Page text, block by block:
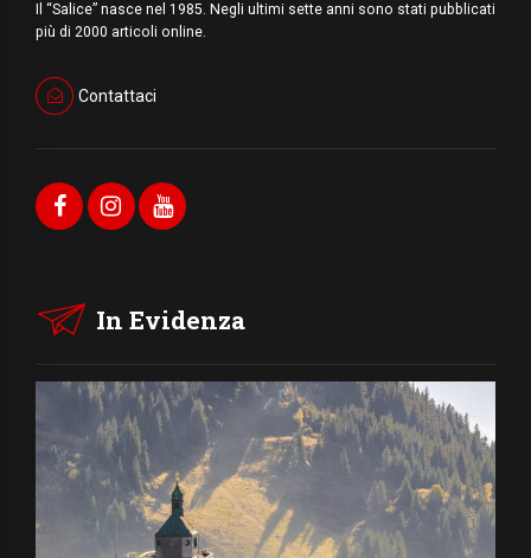
Il “Salice” nasce nel 1985. Negli ultimi sette anni sono stati pubblicati
più di 2000 articoli online.
Contattaci
In Evidenza